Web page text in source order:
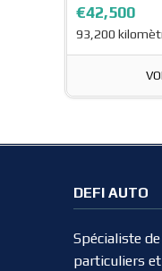
€42,500
93,200
DEFI AUTO
Spécialiste
particuliers